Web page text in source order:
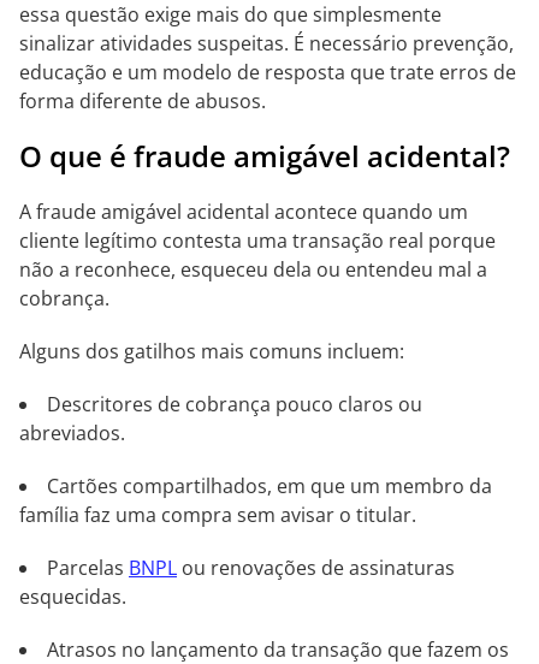
essa questão exige mais do que simplesmente
sinalizar atividades suspeitas. É necessário prevenção,
educação e um modelo de resposta que trate erros de
forma diferente de abusos.
O que é fraude amigável acidental?
A fraude amigável acidental acontece quando um
cliente legítimo contesta uma transação real porque
não a reconhece, esqueceu dela ou entendeu mal a
cobrança.
Alguns dos gatilhos mais comuns incluem:
Descritores de cobrança pouco claros ou
abreviados.
Cartões compartilhados, em que um membro da
família faz uma compra sem avisar o titular.
Parcelas BNPL ou renovações de assinaturas
esquecidas.
Atrasos no lançamento da transação que fazem os